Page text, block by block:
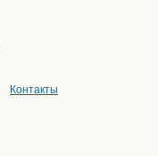
Контакты